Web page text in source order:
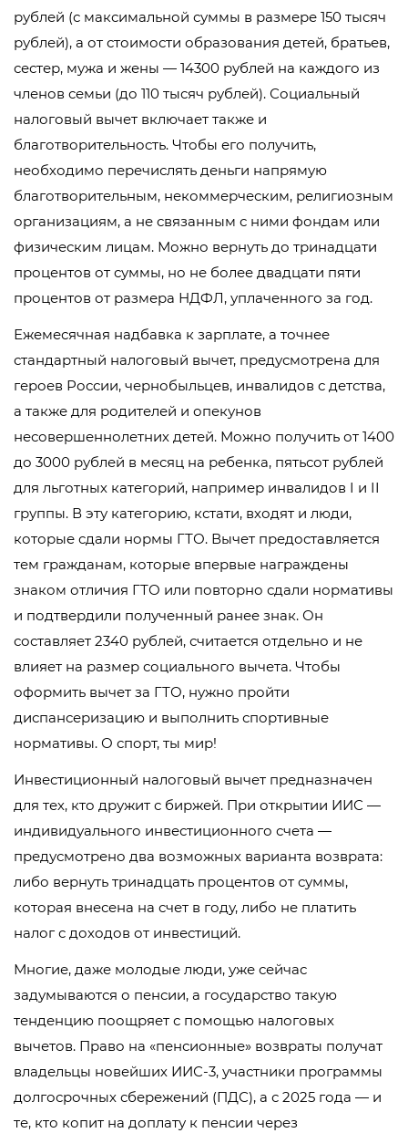
рублей (с максимальной суммы в размере 150 тысяч
рублей), а от стоимости образования детей, братьев,
сестер, мужа и жены — 14300 рублей на каждого из
членов семьи (до 110 тысяч рублей). Социальный
налоговый вычет включает также и
благотворительность. Чтобы его получить,
необходимо перечислять деньги напрямую
благотворительным, некоммерческим, религиозным
организациям, а не связанным с ними фондам или
физическим лицам. Можно вернуть до тринадцати
процентов от суммы, но не более двадцати пяти
процентов от размера НДФЛ, уплаченного за год.
Ежемесячная надбавка к зарплате, а точнее
стандартный налоговый вычет, предусмотрена для
героев России, чернобыльцев, инвалидов с детства,
а также для родителей и опекунов
несовершеннолетних детей. Можно получить от 1400
до 3000 рублей в месяц на ребенка, пятьсот рублей
для льготных категорий, например инвалидов I и II
группы. В эту категорию, кстати, входят и люди,
которые сдали нормы ГТО. Вычет предоставляется
тем гражданам, которые впервые награждены
знаком отличия ГТО или повторно сдали нормативы
и подтвердили полученный ранее знак. Он
составляет 2340 рублей, считается отдельно и не
влияет на размер социального вычета. Чтобы
оформить вычет за ГТО, нужно пройти
диспансеризацию и выполнить спортивные
нормативы. О спорт, ты мир!
Инвестиционный налоговый вычет предназначен
для тех, кто дружит с биржей. При открытии ИИС —
индивидуального инвестиционного счета —
предусмотрено два возможных варианта возврата:
либо вернуть тринадцать процентов от суммы,
которая внесена на счет в году, либо не платить
налог с доходов от инвестиций.
Многие, даже молодые люди, уже сейчас
задумываются о пенсии, а государство такую
тенденцию поощряет с помощью налоговых
вычетов. Право на «пенсионные» возвраты получат
владельцы новейших ИИС-3, участники программы
долгосрочных сбережений (ПДС), а с 2025 года — и
те, кто копит на доплату к пенсии через